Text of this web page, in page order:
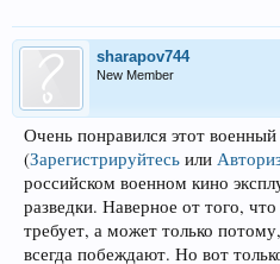
sharapov744
New Member
Очень понравился этот
(Зарегистрируйтесь или
российском военном кино
разведки. Наверное от того,
требует, а может только
всегда побеждают. Но вот